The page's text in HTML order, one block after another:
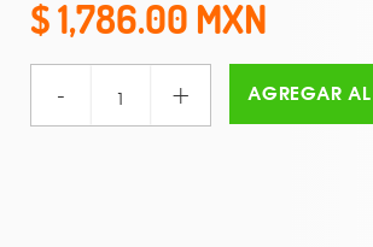
1,786.00
- + AGREGAR